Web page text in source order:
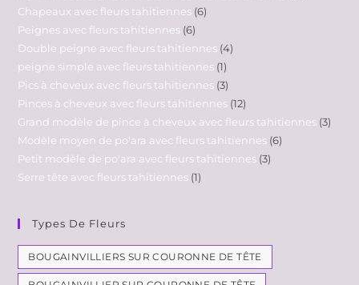
Chapeaux avec fleurs tahitiennes 6
Peignes avec fleurs tahitiennes 6
Double peigne avec fleurs tahitiennes 4
peigne simple avec fleurs tahitiennes 1
Pics à cheveux avec fleurs tahitiennes 3
Pinces à cheveux avec fleurs tahitiennes 12
Grand modèle de pince à cheveux avec fleurs tahitiennes 3
Modèle moyen de po'ara avec fleurs tahitiennes 6
Petit modèle de po'ara avec fleurs tahitiennes 3
Serre tête avec fleurs tahitiennes 1
Types De Fleurs
BOUGAINVILLIERS SUR COURONNE DE TÊTE